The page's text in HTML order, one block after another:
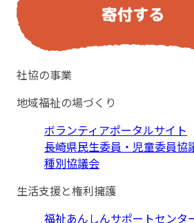
社協の事業
地域福祉の場づくり
ボランティアポータルサイト
長崎県民生委員・児童委員協
種別協議会
生活支援と権利擁護
福祉あんしんサポートセンタ